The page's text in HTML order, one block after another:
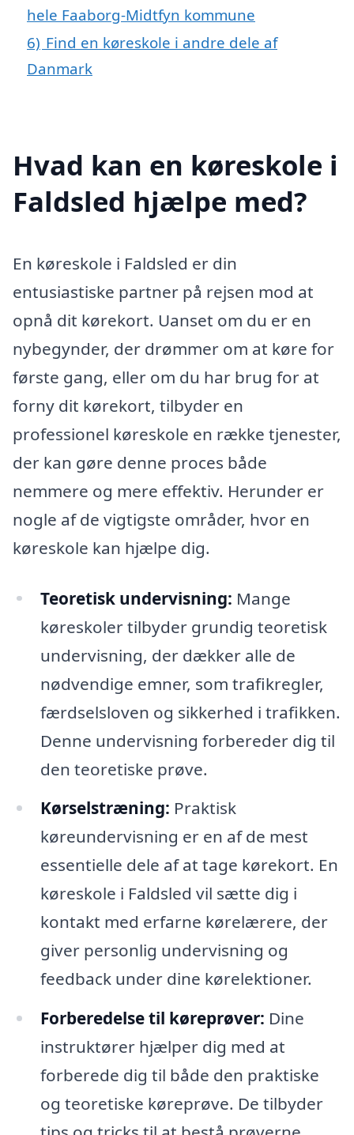
hele Faaborg-Midtfyn kommune
6) Find en køreskole i andre dele af
Danmark
Hvad kan en køreskole i
Faldsled hjælpe med?
En køreskole i Faldsled er din
entusiastiske partner på rejsen mod at
opnå dit kørekort. Uanset om du er en
nybegynder, der drømmer om at køre for
første gang, eller om du har brug for at
forny dit kørekort, tilbyder en
professionel køreskole en række tjenester,
der kan gøre denne proces både
nemmere og mere effektiv. Herunder er
nogle af de vigtigste områder, hvor en
køreskole kan hjælpe dig.
Teoretisk undervisning: Mange
køreskoler tilbyder grundig teoretisk
undervisning, der dækker alle de
nødvendige emner, som trafikregler,
færdselsloven og sikkerhed i trafikken.
Denne undervisning forbereder dig til
den teoretiske prøve.
Kørselstræning: Praktisk
køreundervisning er en af de mest
essentielle dele af at tage kørekort. En
køreskole i Faldsled vil sætte dig i
kontakt med erfarne kørelærere, der
giver personlig undervisning og
feedback under dine kørelektioner.
Forberedelse til køreprøver: Dine
instruktører hjælper dig med at
forberede dig til både den praktiske
og teoretiske køreprøve. De tilbyder